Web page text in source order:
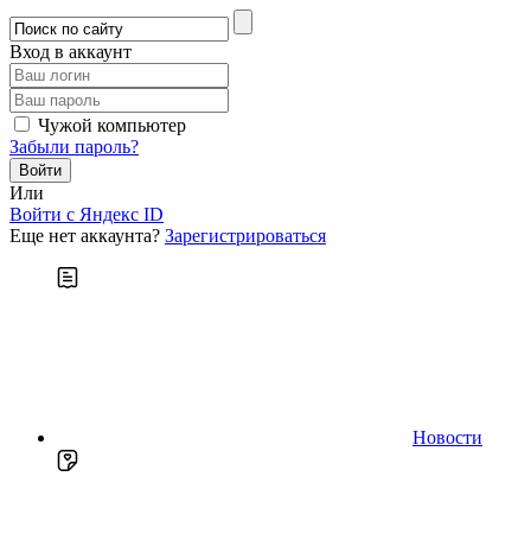
Вход в аккаунт
Чужой компьютер
Забыли пароль?
Или
Войти c Яндекс ID
Еще нет аккаунта? Зарегистрироваться
Новости